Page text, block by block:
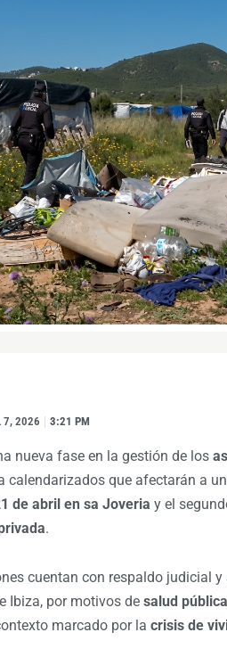
7, 2026 3:21 PM
nueva fase en la gestión de los
calendarizados que afectarán a
de abril en sa Joveria y el
.
cuentan con respaldo judicial y
Ibiza, por motivos de salud
marcado por la crisis de